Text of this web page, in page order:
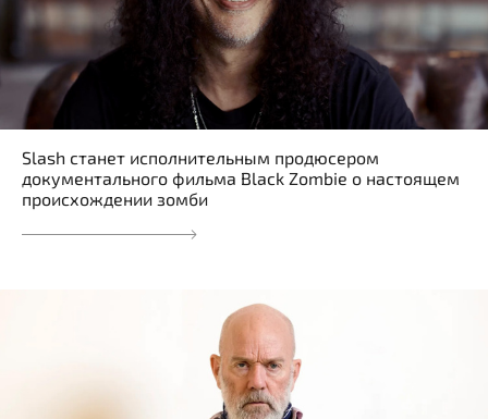
Slash станет исполнительным продюсером
документального фильма Black Zombie о настоящем
происхождении зомби